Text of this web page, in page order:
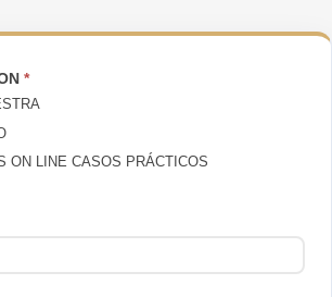
*
ON LINE CASOS PRÁCTICOS